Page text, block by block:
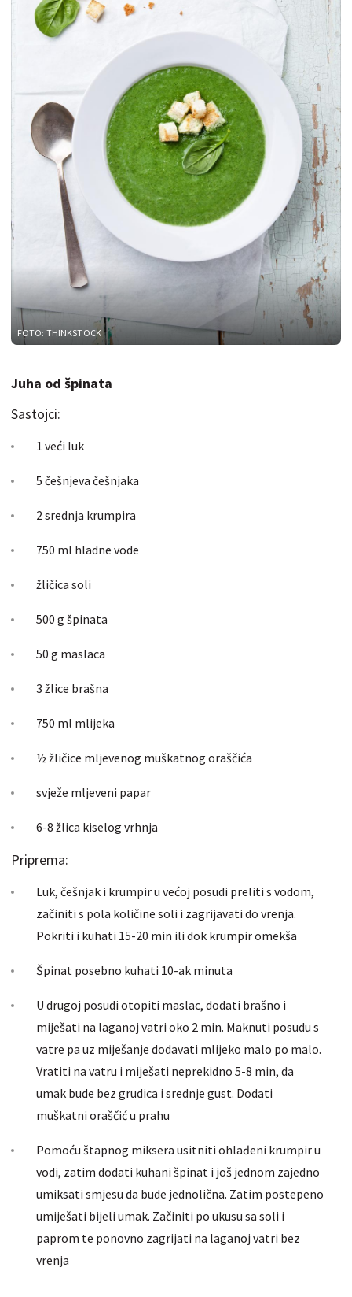
FOTO: THINKSTOCK
Juha od špinata
Sastojci:
1 veći luk
5 češnjeva češnjaka
2 srednja krumpira
750 ml hladne vode
žličica soli
500 g špinata
50 g maslaca
3 žlice brašna
750 ml mlijeka
½ žličice mljevenog muškatnog oraščića
svježe mljeveni papar
6-8 žlica kiselog vrhnja
Priprema:
Luk, češnjak i krumpir u većoj posudi preliti s vodom,
začiniti s pola količine soli i zagrijavati do vrenja.
Pokriti i kuhati 15-20 min ili dok krumpir omekša
Špinat posebno kuhati 10-ak minuta
U drugoj posudi otopiti maslac, dodati brašno i
miješati na laganoj vatri oko 2 min. Maknuti posudu s
vatre pa uz miješanje dodavati mlijeko malo po malo.
Vratiti na vatru i miješati neprekidno 5-8 min, da
umak bude bez grudica i srednje gust. Dodati
muškatni oraščić u prahu
Pomoću štapnog miksera usitniti ohlađeni krumpir u
vodi, zatim dodati kuhani špinat i još jednom zajedno
umiksati smjesu da bude jednolična. Zatim postepeno
umiješati bijeli umak. Začiniti po ukusu sa soli i
paprom te ponovno zagrijati na laganoj vatri bez
vrenja